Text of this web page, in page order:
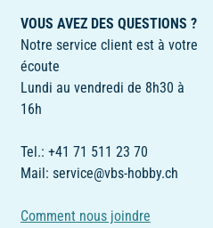
VOUS AVEZ DES QUESTIONS ?
Notre service client est à votre
écoute
Lundi au vendredi de 8h30 à
16h
Tel.: +41 71 511 23 70
Mail: service@vbs-hobby.ch
Comment nous joindre